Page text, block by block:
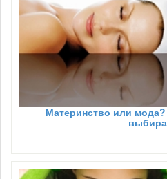
Материнство или